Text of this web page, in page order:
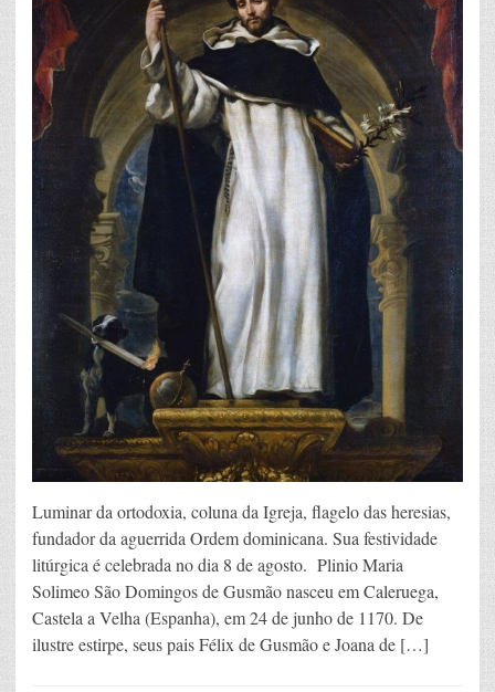
Luminar da ortodoxia, coluna da Igreja, flagelo das heresias,
fundador da aguerrida Ordem dominicana. Sua festividade
litúrgica é celebrada no dia 8 de agosto. Plinio Maria
Solimeo São Domingos de Gusmão nasceu em Caleruega,
Castela a Velha (Espanha), em 24 de junho de 1170. De
ilustre estirpe, seus pais Félix de Gusmão e Joana de […]